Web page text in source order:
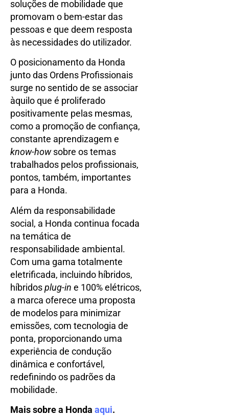
soluções de mobilidade que
promovam o bem-estar das
pessoas e que deem resposta
às necessidades do utilizador.
O posicionamento da Honda
junto das Ordens Profissionais
surge no sentido de se associar
àquilo que é proliferado
positivamente pelas mesmas,
como a promoção de confiança,
constante aprendizagem e
know-howsobre os temas
trabalhados pelos profissionais,
pontos, também, importantes
para a Honda.
Além da responsabilidade
social, a Honda continua focada
na temática de
responsabilidade ambiental.
Com uma gama totalmente
eletrificada, incluindo híbridos,
híbridosplug-in e 100% elétricos,
a marca oferece uma proposta
de modelos para minimizar
emissões, com tecnologia de
ponta, proporcionando uma
experiência de condução
dinâmica e confortável,
redefinindo os padrões da
mobilidade.
Mais sobre a Honda aqui.